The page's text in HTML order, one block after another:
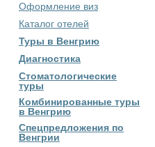
Оформление виз
Каталог отелей
Туры в Венгрию
Диагностика
Стоматологические
туры
Комбинированные туры
в Венгрию
Спецпредложения по
Венгрии